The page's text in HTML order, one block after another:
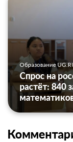
Образование
Спрос на
растёт: 840